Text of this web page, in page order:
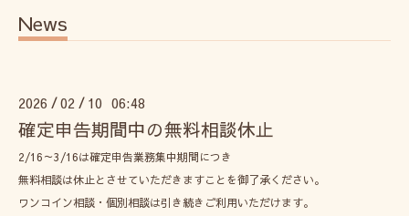
News
2026 /02 / 10 06:48
確定申告期間中の無料相談休止
2/16～3/16は確定申告業務集中期間につき
無料相談は休止とさせていただきますことを御了承ください。
ワンコイン相談・個別相談は引き続きご利用いただけます。